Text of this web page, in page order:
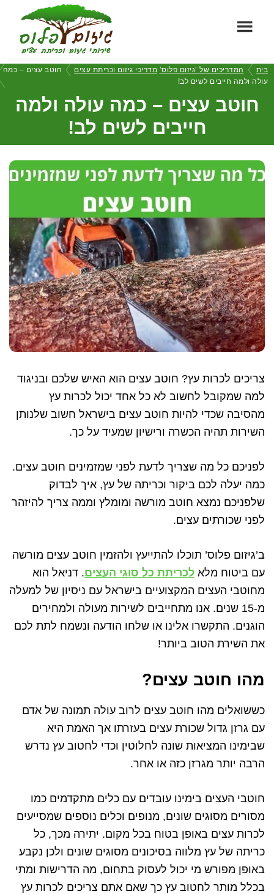
גיזום
פלוס
שירותי
וכריתת
עצים
מקצועיים
בית המדריכים של ‘גיזום פלוס’ מדריכי גיזום וכריתת עצים
חוטב עצים – כמה
עולה ולמה חייבים לשים לב!
חוטב עצים – כמה עולה ולמה
חייבים לשים לב!
צריכים לכרות עץ? חוטב עצים הוא האיש שלכם ובניגוד
למה שמקובל לחשוב לא כל אחד יכול לכרות עץ
מהסיבה שכדי להיות חוטב עצים בישראל חשוב שלנותן
השירות תהיה הכשרה ורישיון שמעיד על כך.
לפניכם כל מה שצריך לדעת לפני שמזמינים חוטב עצים.
כמה יעלה לכם ביקור וכריתה של עץ, איך לבדוק
שלפניכם נמצא חוטב מורשה ומומלץ וממה צריך להיזהר
לפני שכורתים עצים.
ב’גיזום פלוס’ תוכלו להתייעץ ולהזמין חוטב עצים מורשה
עם ביטוח מלאלכריתת כל סוגי העצים. דניאל הוא
מחוטבי העצים המקצועיים בישראל עם ניסיון של למעלה
מ-15 שנים. אנו מתחייבים לשירות מעולה ולמחירים
הוגנים. התקשרו אלינו או שלחו הודעה ונשמח לתת לכם
את השירת הטוב ביותר!
מהו חוטב עצים?
כששואלים מהו חוטב עצים לרוב עולה תמונה של אדם
עם גרזן גדול שכורת עצים בעזרתו אך האמת היא
שבימינו המציאות שונה לחלוטין וכדי לחטוב עץ נדרש
הרבה יותר מגרזן כזה או אחר.
חוטבי העצים בימינו עובדים עם כלים מתקדמים כמו
מסורים מסוגים שונים, מנופים וכלים נוספים שמסייעים
לכרות עצים באופן בטוח בכל מקום. יתירה מכך, כל
כריתה של עץ מלווה בסיכונים מסוגים שונים ולכן נקבע
באופן מפורש מי יכול לעסוק בתחום, מה הדרישות ומתי
בכלל מותר לחטוב עץ כך שאם אתם צריכים לכרות עץ